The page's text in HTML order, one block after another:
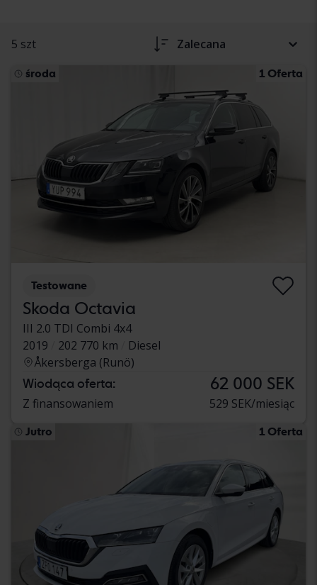
5 szt Zalecana
środa 1 Oferta
Testowane
Skoda Octavia
III 2.0 TDI Combi 4x4
2019
202 770 km
Diesel
Åkersberga (Runö)
Wiodąca oferta: 62 000 SEK
Z finansowaniem 529 SEK/miesiąc
Jutro 1 Oferta